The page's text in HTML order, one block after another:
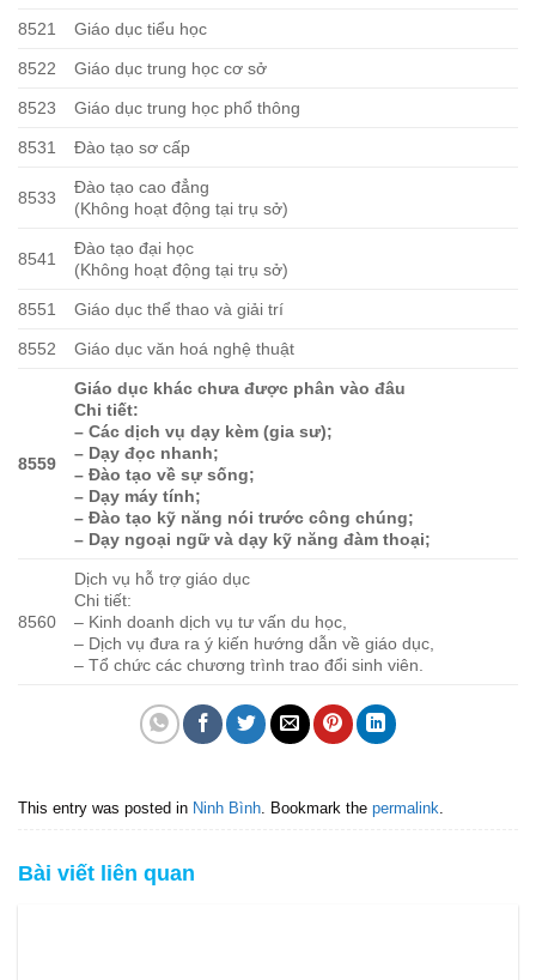
8521 Giáo dục tiểu học
8522 Giáo dục trung học cơ sở
8523 Giáo dục trung học phổ thông
8531 Đào tạo sơ cấp
8533
Đào tạo cao đẳng
(Không hoạt động tại trụ sở)
8541
Đào tạo đại học
(Không hoạt động tại trụ sở)
8551 Giáo dục thể thao và giải trí
8552 Giáo dục văn hoá nghệ thuật
8559
Giáo dục khác chưa được phân vào đâu
Chi tiết:
– Các dịch vụ dạy kèm (gia sư);
– Dạy đọc nhanh;
– Đào tạo về sự sống;
– Dạy máy tính;
– Đào tạo kỹ năng nói trước công chúng;
– Dạy ngoại ngữ và dạy kỹ năng đàm thoại;
8560
Dịch vụ hỗ trợ giáo dục
Chi tiết:
– Kinh doanh dịch vụ tư vấn du học,
– Dịch vụ đưa ra ý kiến hướng dẫn về giáo dục,
– Tổ chức các chương trình trao đổi sinh viên.
This entry was posted in Ninh Bình . Bookmark the permalink
Bài viết liên quan